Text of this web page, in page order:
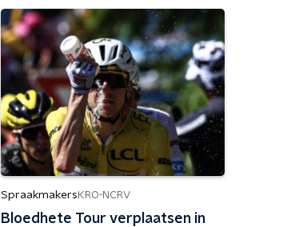
Spraakmakers KRO-NCRV
Bloedhete Tour verplaatsen in